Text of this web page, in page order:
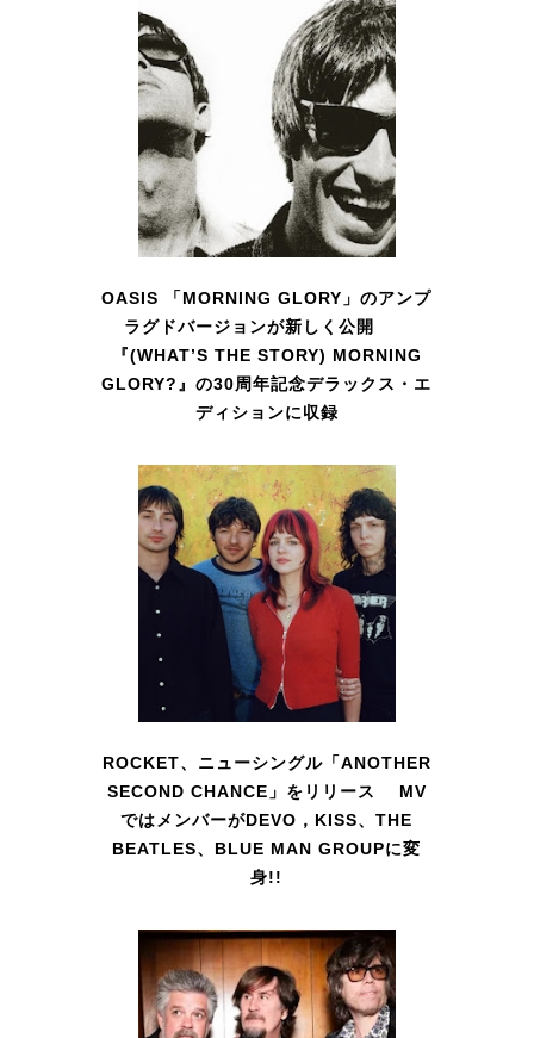
OASIS 「MORNING GLORY」のアンプ
ラグドバージョンが新しく公開
『(WHAT’S THE STORY) MORNING
GLORY?』の30周年記念デラックス・エ
ディションに収録
ROCKET、ニューシングル「ANOTHER
SECOND CHANCE」をリリース MV
ではメンバーがDEVO，KISS、THE
BEATLES、BLUE MAN GROUPに変
身!!